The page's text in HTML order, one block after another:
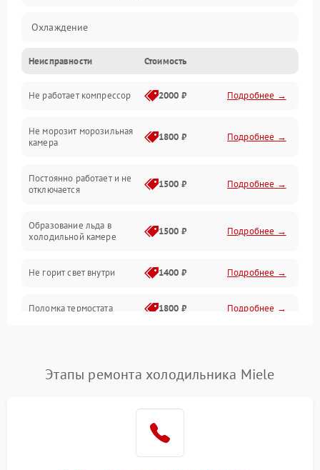
Охлаждение
Механика
Электропитание
Дренаж
Неисправности Стоимость
Не работает компрессор 2000 ₽ Подробнее →
Не морозит морозильная
камера
1800 ₽ Подробнее →
Постоянно работает и не
отключается
1500 ₽ Подробнее →
Образование льда в
холодильной камере
1500 ₽ Подробнее →
Не горит свет внутри 1400 ₽ Подробнее →
Поломка термостата 1800 ₽ Подробнее →
Поломка системы No Frost 2600 ₽ Подробнее →
Этапы ремонта холодильника Miele